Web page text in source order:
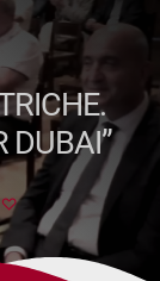
DUBAI”